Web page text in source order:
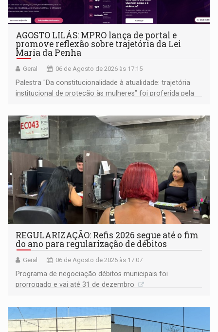
AGOSTO LILÁS: MPRO lança de portal e
promove reflexão sobre trajetória da Lei
Maria da Penha
Geral 06 de Agosto de 2026 às 17:15
Palestra "Da constitucionalidade à atualidade: trajetória
institucional de proteção às mulheres” foi proferida pela
Goiás
REGULARIZAÇÃO: Refis 2026 segue até o fim
do ano para regularização de débitos
Geral 06 de Agosto de 2026 às 17:07
Programa de negociação débitos municipais foi
prorrogado e vai até 31 de dezembro